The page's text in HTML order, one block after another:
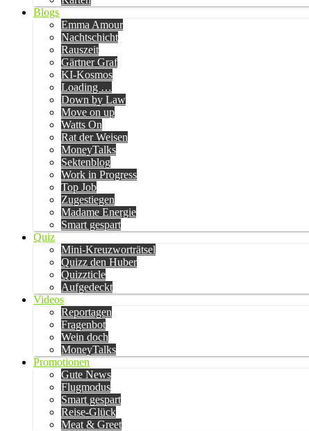
Blogs
Emma Amour
Nachtschicht
Rauszeit
Gärtner Graf
KI-Kosmos
Loading …
Down by Law
Move on up
Watts On
Rat der Weisen
MoneyTalks
Sektenblog
Work in Progress
Top Job
Zugestiegen
Madame Energie
Smart gespart
Quiz
Mini-Kreuzworträtsel
Quizz den Huber
Quizzticle
Aufgedeckt
Videos
Reportagen
Fragenbot
Wein doch
MoneyTalks
Promotionen
Gute News
Flugmodus
Smart gespart
Reise-Glück
Meat & Greet